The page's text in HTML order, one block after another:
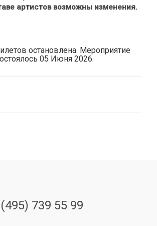
артистов возможны изменения.
остановлена. Мероприятие
05 Июня 2026.
739 55 99